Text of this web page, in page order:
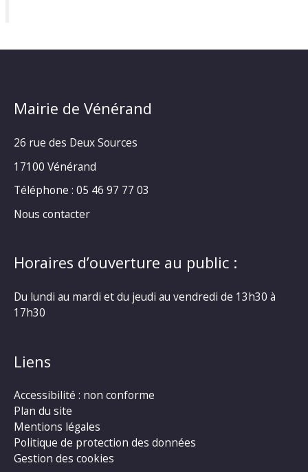
Mairie de Vénérand
26 rue des Deux Sources
17100 Vénérand
Téléphone : 05 46 97 77 03
Nous contacter
Horaires d’ouverture au public :
Du lundi au mardi et du jeudi au vendredi de 13h30 à
17h30
Liens
Accessibilité : non conforme
Plan du site
Mentions légales
Politique de protection des données
Gestion des cookies